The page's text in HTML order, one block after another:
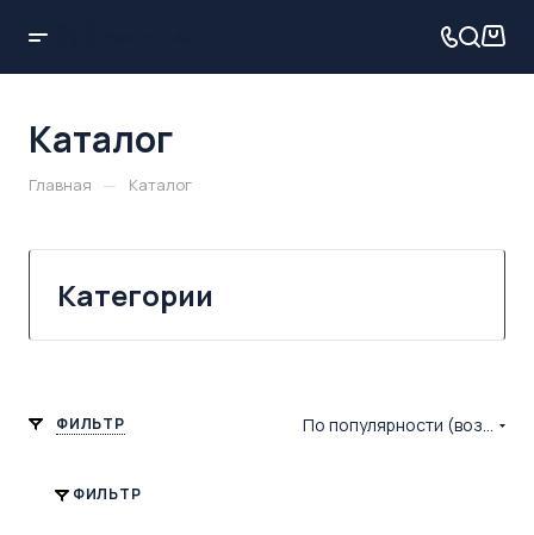
Каталог
Главная — Каталог
Категории
ФИЛЬТР По популярности (возрастание)
ФИЛЬТР